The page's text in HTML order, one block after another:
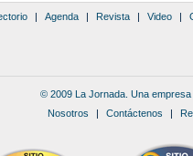
| Agenda | Revista | Video |
© 2009 La Jornada. Una
Nosotros | Contáctenos |